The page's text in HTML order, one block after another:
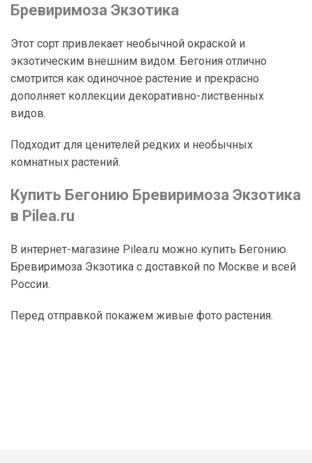
Бревиримоза Экзотика
Этот сорт привлекает необычной окраской и
экзотическим внешним видом. Бегония отлично
смотрится как одиночное растение и прекрасно
дополняет коллекции декоративно-лиственных
видов.
Подходит для ценителей редких и необычных
комнатных растений.
Купить Бегонию Бревиримоза Экзотика
в Pilea.ru
В интернет-магазине Pilea.ru можно купить Бегонию
Бревиримоза Экзотика с доставкой по Москве и всей
России.
Перед отправкой покажем живые фото растения.